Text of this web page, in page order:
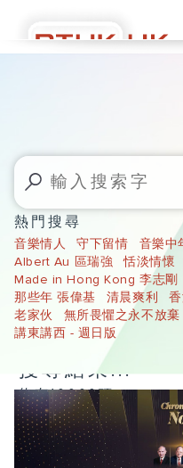
熱門搜尋
音樂情人 守下留情 音樂中
Albert Au 區瑞強
恬淡情懷
Made in Hong Kong 李志剛
那些年 張偉基
清晨爽利
老家伙
無所畏懼之永不放棄
講東講西 - 週日版
搜尋結果...
約有10000項